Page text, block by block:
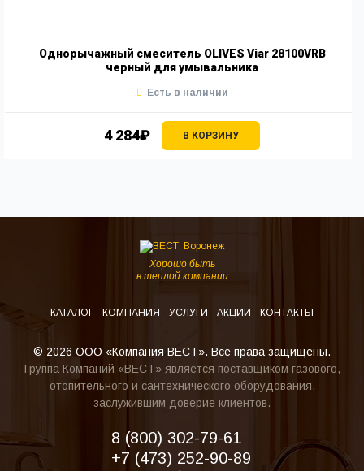
Однорычажный смеситель OLIVES Viar 28100VRB
черный для умывальника
4 284₽ В КОРЗИНУ
Есть в наличии
Хорошо быть
в теплой компании
КАТАЛОГ КОМПАНИЯ УСЛУГИ АКЦИИ КОНТАКТЫ
© 2026 ООО «Компания ВЕСТ». Все права защищены.
Группа Компаний «ВЕСТ» является поставщиком газового,
отопительного и сантехнического оборудования,
заслужившим доверие клиентов.
8 (800) 302-79-61
+7 (473) 252-90-89